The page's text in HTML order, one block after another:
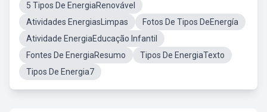
5 Tipos De EnergiaRenovável
Atividades EnergiasLimpas
Fotos De Tipos DeEnergía
Atividade EnergiaEducação Infantil
Fontes De EnergiaResumo
Tipos De EnergiaTexto
Tipos De Energia7